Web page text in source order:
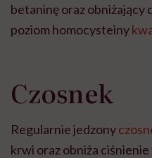
betaninę oraz obniżający
poziom homocysteiny
Czosnek
Regularnie jedzony
krwi oraz obniża